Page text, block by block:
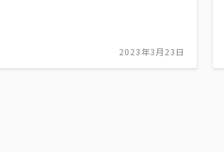
2023年3月23日